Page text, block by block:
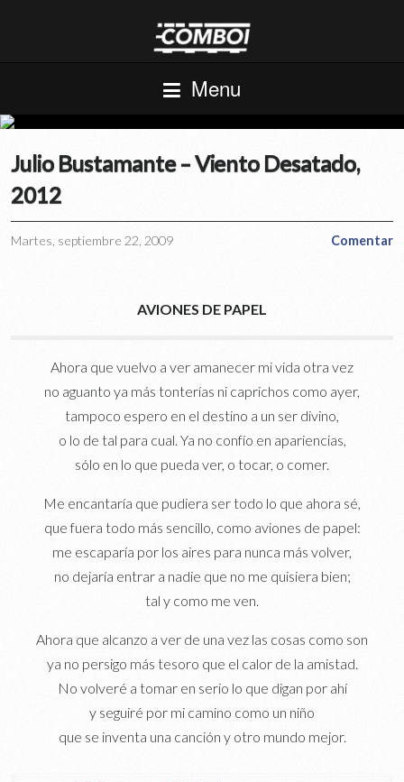
Menu
Julio Bustamante – Viento Desatado,
2012
Martes, septiembre 22, 2009 Comentar
AVIONES DE PAPEL
Ahora que vuelvo a ver amanecer mi vida otra vez
no aguanto ya más tonterías ni caprichos como ayer,
tampoco espero en el destino a un ser divino,
o lo de tal para cual. Ya no confío en apariencias,
sólo en lo que pueda ver, o tocar, o comer.
Me encantaría que pudiera ser todo lo que ahora sé,
que fuera todo más sencillo, como aviones de papel:
me escaparía por los aires para nunca más volver,
no dejaría entrar a nadie que no me quisiera bien;
tal y como me ven.
Ahora que alcanzo a ver de una vez las cosas como son
ya no persigo más tesoro que el calor de la amistad.
No volveré a tomar en serio lo que digan por ahí
y seguiré por mi camino como un niño
que se inventa una canción y otro mundo mejor.